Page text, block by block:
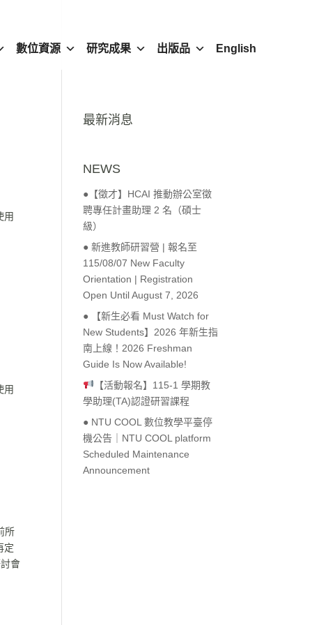
數位資源 研究成果 出版品 English
用
用
所
定
會
最新消息
NEWS
●【徵才】HCAI 推動辦公室徵
聘專任計畫助理 2 名（碩士
級）
● 新進教師研習營 | 報名至
115/08/07 New Faculty
Orientation | Registration
Open Until August 7, 2026
● 【新生必看 Must Watch for
New Students】2026 年新生指
南上線！2026 Freshman
Guide Is Now Available!
【活動報名】115-1 學期教
學助理(TA)認證研習課程
● NTU COOL 數位教學平臺停
機公告｜NTU COOL platform
Scheduled Maintenance
Announcement